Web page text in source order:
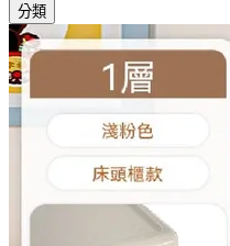
分類